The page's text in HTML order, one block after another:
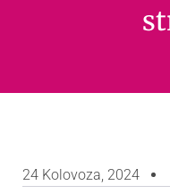
24 Kolovoza, 2024